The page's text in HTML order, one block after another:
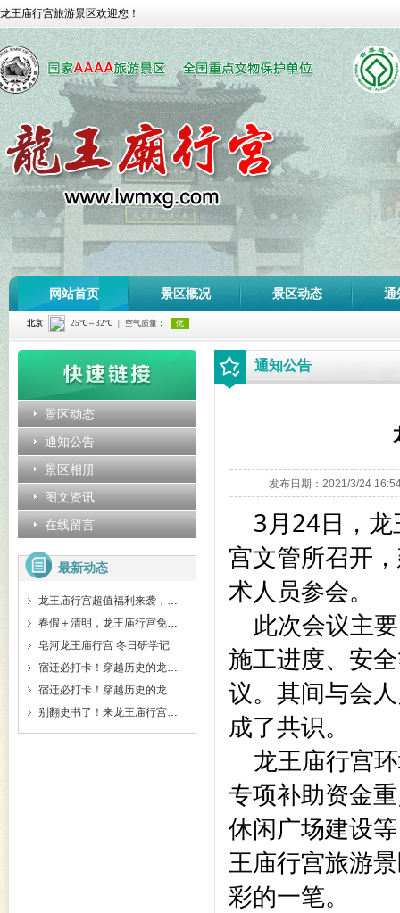
龙王庙行宫旅游景区欢迎您！
网站首页 景区概况 景区动态 通
景区动态
通知公告
景区相册
图文资讯
在线留言
最新动态
龙王庙行宫超值福利来袭，学生免费、门票特惠、拼团精讲等超划算！
春假＋清明，龙王庙行宫免票啦！！
皂河龙王庙行宫 冬日研学记
宿迁必打卡！穿越历史的龙王庙行宫，藏着你不知道的惊喜
宿迁必打卡！穿越历史的龙王庙行宫，藏着你不知道的惊喜
别翻史书了！来龙王庙行宫，让这些守护者告诉你皇家秘密！
通知公告
发布日期：2021/3/24
3月24日，
宫文管所召开
术人员参会。
此次会议主
施工进度、安
议。其间与会
成了共识。
龙王庙行宫
专项补助资金
休闲广场建设
王庙行宫旅游
彩的一笔。